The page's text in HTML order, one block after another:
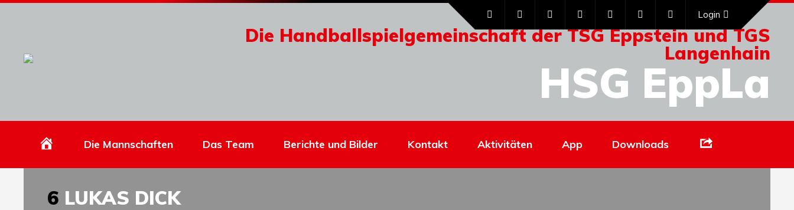
Die Handballspielgemeinschaft der TSG Eppstein und TGS
Langenhain
HSG EppLa
Login
HomepageDie Mannschaften Das Team Berichte und Bilder Kontakt Aktivitäten App Downloads
6 LUKAS DICK